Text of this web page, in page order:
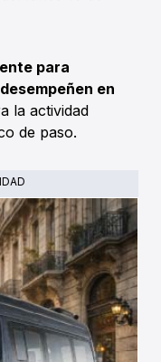
para
en
la actividad
de paso.